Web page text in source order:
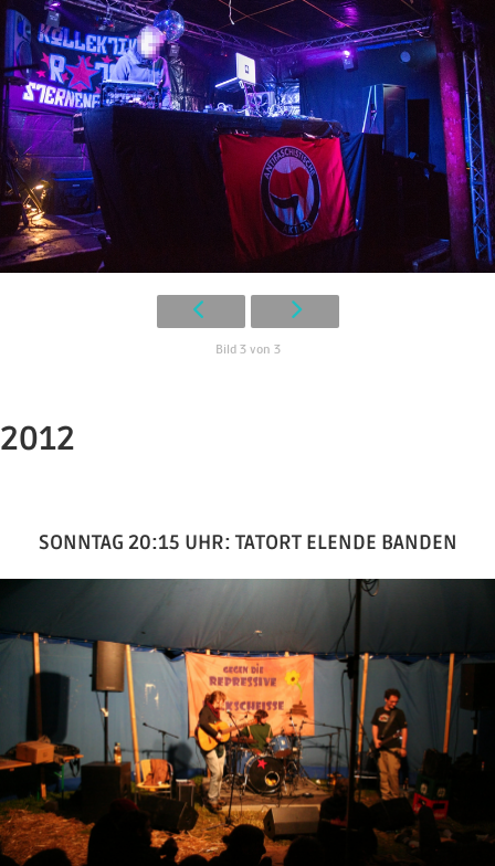
Bild 3 von 3
2012
SONNTAG 20:15 UHR: TATORT ELENDE BANDEN